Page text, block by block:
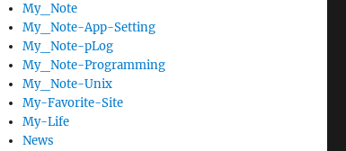
My_Note
My_Note-App-Setting
My_Note-pLog
My_Note-Programming
My_Note-Unix
My-Favorite-Site
My-Life
News